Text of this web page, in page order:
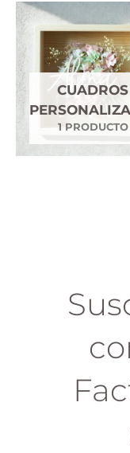
CUADROS
1 PRODUCTO